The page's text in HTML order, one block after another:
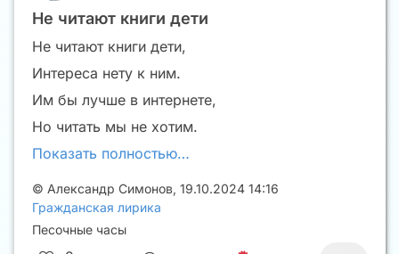
Не читают книги дети
Не читают книги дети,
Интереса нету к ним.
Им бы лучше в интернете,
Но читать мы не хотим.
Показать полностью…
© Александр Симонов, 19.10.2024 14:16
Гражданская лирика
Песочные часы